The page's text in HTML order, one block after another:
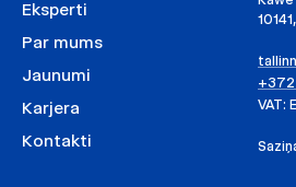
Eksperti
Par mums
Jaunumi
Karjera
Kontakti
+372
VAT: